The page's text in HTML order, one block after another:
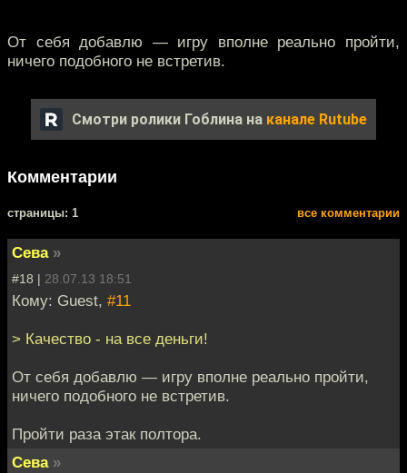
От себя добавлю — игру вполне реально пройти,
ничего подобного не встретив.
Смотри ролики Гоблина на канале Rutube
Комментарии
cтраницы: 1 все комментарии
Сева »
#18 | 28.07.13 18:51
Кому: Guest, #11
> Качество - на все деньги!
От себя добавлю — игру вполне реально пройти,
ничего подобного не встретив.
Пройти раза этак полтора.
Сева »